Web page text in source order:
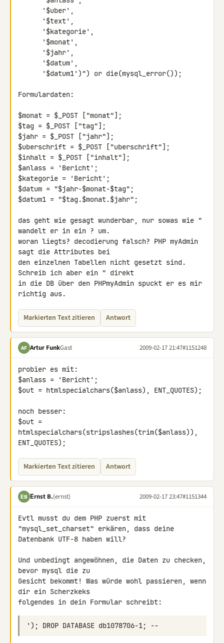
Formulardaten:
$monat = $_POST ["monat"];
$tag = $_POST ["tag"];
$jahr = $_POST ["jahr"];
$uberschrift = $_POST ["uberschrift"];
$inhalt = $_POST ["inhalt"];
$anlass = 'Bericht';
$kategorie = 'Bericht';
$datum = "$jahr-$monat-$tag";
$datum1 = "$tag.$monat.$jahr";
das geht wie gesagt wunderbar, nur sowas wie "
wandelt er in ein ? um.
woran liegts? decodierung falsch? PHP myAdmin
sagt die Attributes bei
den einzelnen Tabellen nicht gesetzt sind.
Schreib ich aber ein " direkt
in die DB über den PHPmyAdmin spuckt er es mir
richtig aus.
Markierten Text zitieren Antwort
AF Artur FunkGast 2009-02-17 21:47#1151248
probier es mit:
$anlass = 'Bericht';
$out = htmlspecialchars($anlass), ENT_QUOTES);
noch besser:
$out =
htmlspecialchars(stripslashes(trim($anlass)),
ENT_QUOTES);
Markierten Text zitieren Antwort
ΕB Εrnst B.(ernst) 2009-02-17 23:47#1151344
Evtl musst du dem PHP zuerst mit
"mysql_set_charset" erkären, dass deine
Datenbank UTF-8 haben will?
Und unbedingt angewöhnen, die Daten zu checken,
bevor mysql die zu
Gesicht bekommt! Was würde wohl passieren, wenn
dir ein Scherzkeks
folgendes in dein Formular schreibt: